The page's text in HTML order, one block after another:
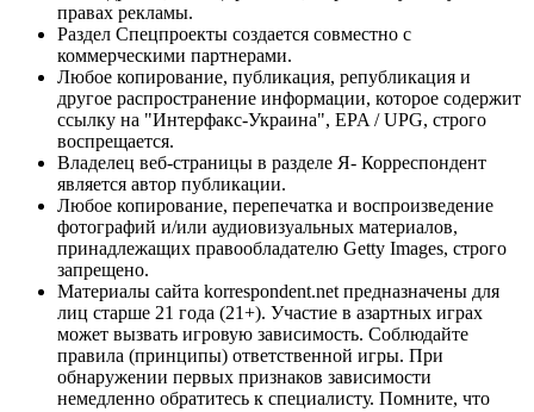
правах рекламы.
Раздел Спецпроекты создается совместно с
коммерческими партнерами.
Любое копирование, публикация, републикация и
другое распространение информации, которое содержит
ссылку на "Интерфакс-Украина", EPA / UPG, строго
воспрещается.
Владелец веб-страницы в разделе Я- Корреспондент
является автор публикации.
Любое копирование, перепечатка и воспроизведение
фотографий и/или аудиовизуальных материалов,
принадлежащих правообладателю Getty Images, строго
запрещено.
Материалы сайта korrespondent.net предназначены для
лиц старше 21 года (21+). Участие в азартных играх
может вызвать игровую зависимость. Соблюдайте
правила (принципы) ответственной игры. При
обнаружении первых признаков зависимости
немедленно обратитесь к специалисту. Помните, что